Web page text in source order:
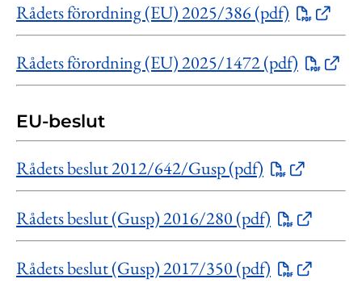
Rådets förordning (EU) 2025/386 (pdf)
Rådets förordning (EU) 2025/1472 (pdf)
EU-beslut
Rådets beslut 2012/642/Gusp (pdf)
Rådets beslut (Gusp) 2016/280 (pdf)
Rådets beslut (Gusp) 2017/350 (pdf)